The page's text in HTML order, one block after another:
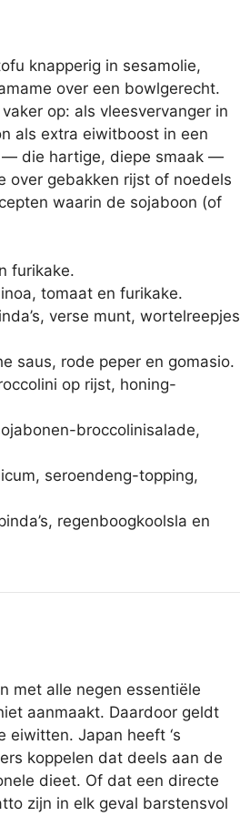
knapperig in sesamolie,
over een bowlgerecht.
op: als vleesvervanger in
als extra eiwitboost in een
— die hartige, diepe smaak —
over gebakken rijst of noedels
waarin de sojaboon (of
furikake.
tomaat en furikake.
verse munt, wortelreepjes
saus, rode peper en gomasio.
op rijst, honing-
broccolinisalade,
seroendeng-topping,
regenboogkoolsla en
met alle negen essentiële
aanmaakt. Daardoor geldt
eiwitten. Japan heeft ‘s
koppelen dat deels aan de
dieet. Of dat een directe
zijn in elk geval barstensvol